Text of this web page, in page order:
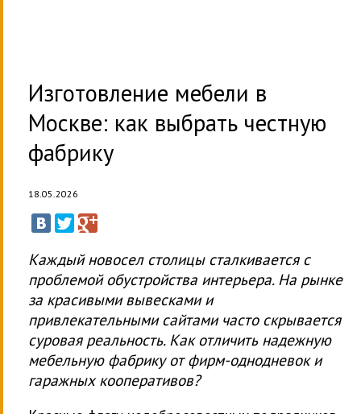
Изготовление мебели в
Москве: как выбрать честную
фабрику
18.05.2026
Каждый новосел столицы сталкивается с
проблемой обустройства интерьера. На рынке
за красивыми вывесками и
привлекательными сайтами часто скрывается
суровая реальность. Как отличить надежную
мебельную фабрику от фирм-однодневок и
гаражных кооперативов?